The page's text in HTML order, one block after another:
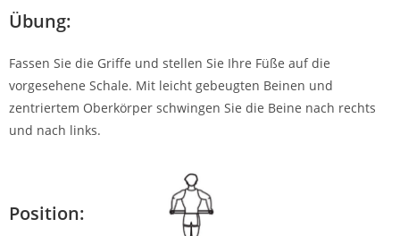
Übung:
Fassen Sie die Griffe und stellen Sie Ihre Füße auf die
vorgesehene Schale. Mit leicht gebeugten Beinen und
zentriertem Oberkörper schwingen Sie die Beine nach rechts
und nach links.
Position: